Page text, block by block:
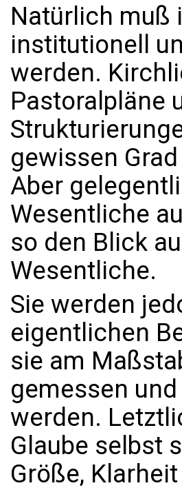
Natürlich muß
institutionell
werden.
Pastoralpläne
gewissen
Aber
Wesentliche
so den Blick
Wesentliche.
Sie werden
eigentlichen
sie am
gemessen
werden.
Glaube selbst
Größe,